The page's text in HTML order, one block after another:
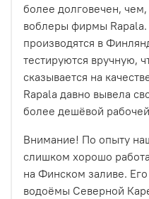
более долговечен,
воблеры фирмы
производятся в
тестируются вручную,
сказывается на
Rapala давно вывела
более дешёвой
Внимание! По опыту
слишком хорошо
на Финском заливе.
водоёмы Северной